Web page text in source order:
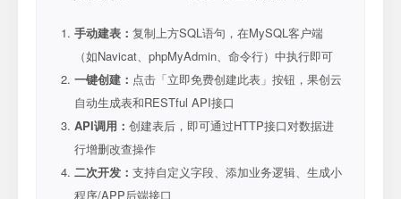
手动建表： 复制上方SQL语句，在MySQL客户端
（如Navicat、phpMyAdmin、命令行）中执行即可
一键创建： 点击「立即免费创建此表」按钮，果创云
自动生成表和RESTful API接口
API调用： 创建表后，即可通过HTTP接口对数据进
行增删改查操作
二次开发： 支持自定义字段、添加业务逻辑、生成小
程序/APP后端接口